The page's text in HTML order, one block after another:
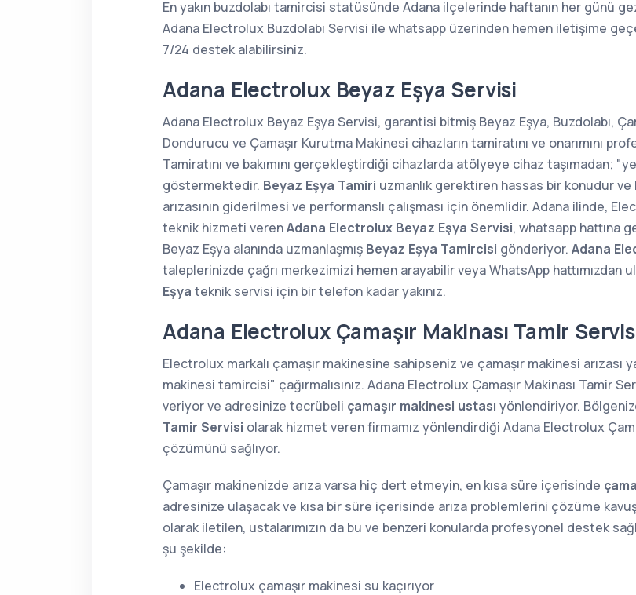
En yakın buzdolabı tamircisi statüsünde Adana ilçelerinde haftanın her günü
Adana Electrolux Buzdolabı Servisi ile whatsapp üzerinden hemen iletişime
7/24 destek alabilirsiniz.
Adana Electrolux Beyaz Eşya Servisi
Adana Electrolux Beyaz Eşya Servisi, garantisi bitmiş Beyaz Eşya, Buzdolabı,
Dondurucu ve Çamaşır Kurutma Makinesi cihazların tamiratını ve onarımını
Tamiratını ve bakımını gerçekleştirdiği cihazlarda atölyeye cihaz taşımadan;
göstermektedir. Beyaz Eşya Tamiri uzmanlık gerektiren hassas bir konudur ve
arızasının giderilmesi ve performanslı çalışması için önemlidir. Adana ilinde,
teknik hizmeti verenAdana Electrolux Beyaz Eşya Servisi, whatsapp hattına
Beyaz Eşya alanında uzmanlaşmış Beyaz Eşya Tamircisi gönderiyor. Adana
taleplerinizde çağrı merkezimizi hemen arayabilir veya WhatsApp hattımızdan
Eşya teknik servisi için bir telefon kadar yakınız.
Adana Electrolux Çamaşır Makinası Tamir
Electrolux markalı çamaşır makinesine sahipseniz ve çamaşır makinesi arızası
makinesi tamircisi" çağırmalısınız. Adana Electrolux Çamaşır Makinası Tamir
veriyor ve adresinize tecrübeli çamaşır makinesi ustası yönlendiriyor.
Tamir Servisi olarak hizmet veren firmamız yönlendirdiği Adana Electrolux
çözümünü sağlıyor.
Çamaşır makinenizde arıza varsa hiç dert etmeyin, en kısa süre içerisinde
adresinize ulaşacak ve kısa bir süre içerisinde arıza problemlerini çözüme
olarak iletilen, ustalarımızın da bu ve benzeri konularda profesyonel destek
şu şekilde:
Electrolux çamaşır makinesi su kaçırıyor